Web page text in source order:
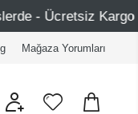
Mağaza Yorumları